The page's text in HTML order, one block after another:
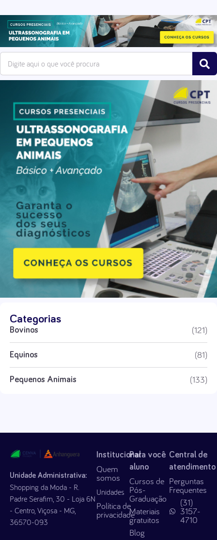
Categorias
Bovinos (121)
Equinos (81)
Pequenos Animais (133)
Unidade Administrativa:
Shopping da Moda - R.
Padre Serafim, 30 - Loja 6N
- Centro, Viçosa - MG,
36570-093
Institucional
Quem
somos
Unidades
Política de
privacidade
Para você
aluno
Cursos de
Pós-
Graduação
Materiais
gratuitos
Blog
Central de
atendimento
Perguntas
Frequentes
(31)
3157-
4710